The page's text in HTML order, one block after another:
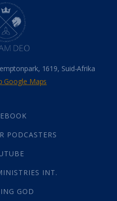
(1)
(19)
liggaam
(27)
Vader(12)
1619, Suid-Afrika
Google Maps
PODCASTERS
INT.
GOD